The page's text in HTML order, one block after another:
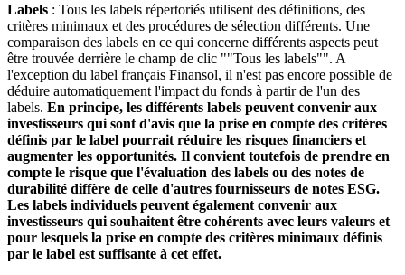
Labels : Tous les labels répertoriés utilisent des définitions, des
critères minimaux et des procédures de sélection différents. Une
comparaison des labels en ce qui concerne différents aspects peut
être trouvée derrière le champ de clic ""Tous les labels"". A
l'exception du label français Finansol, il n'est pas encore possible de
déduire automatiquement l'impact du fonds à partir de l'un des
labels. En principe, les différents labels peuvent convenir aux
investisseurs qui sont d'avis que la prise en compte des critères
définis par le label pourrait réduire les risques financiers et
augmenter les opportunités. Il convient toutefois de prendre en
compte le risque que l'évaluation des labels ou des notes de
durabilité diffère de celle d'autres fournisseurs de notes ESG.
Les labels individuels peuvent également convenir aux
investisseurs qui souhaitent être cohérents avec leurs valeurs et
pour lesquels la prise en compte des critères minimaux définis
par le label est suffisante à cet effet.